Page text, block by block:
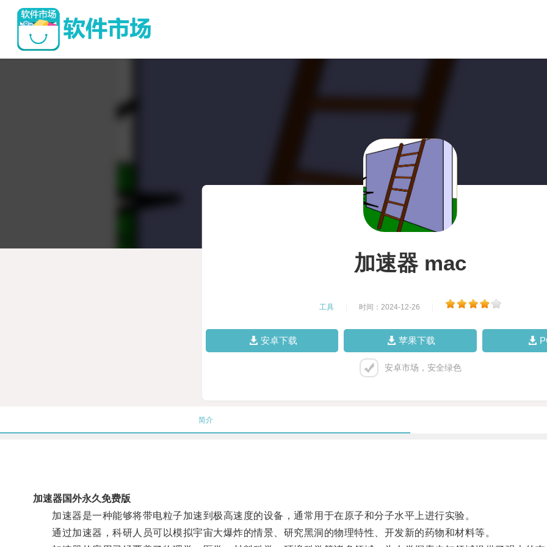
加速器 mac
工具 时间：2024-12-26
安卓下载 苹果下载
安卓市场，安全绿色
简介
加速器国外永久免费版
加速器是一种能够将带电粒子加速到极高速度的设备，通常用于在原子和分子水平上进行实验。
通过加速器，科研人员可以模拟宇宙大爆炸的情景、研究黑洞的物理特性、开发新的药物和材料等。